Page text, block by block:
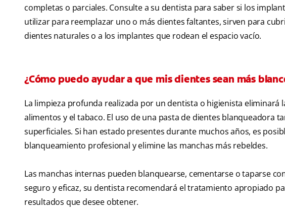
completas o parciales. Consulte a su dentista para saber si los
utilizar para reemplazar uno o más dientes faltantes, sirven para
dientes naturales o a los implantes que rodean el espacio vacío.
¿Cómo puedo ayudar a que mis dientes sean más
La limpieza profunda realizada por un dentista o higienista eliminará
alimentos y el tabaco. El uso de una pasta de dientes blanqueadora
superficiales. Si han estado presentes durante muchos años, es
blanqueamiento profesional y elimine las manchas más rebeldes.
Las manchas internas pueden blanquearse, cementarse o taparse
seguro y eficaz, su dentista recomendará el tratamiento apropiado
resultados que desee obtener.